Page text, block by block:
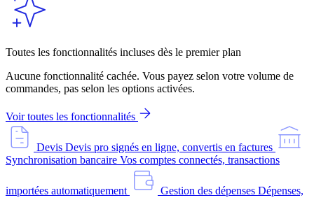
Toutes les fonctionnalités incluses dès le premier plan
Aucune fonctionnalité cachée. Vous payez selon votre volume de
commandes, pas selon les options activées.
Voir toutes les fonctionnalités
Devis Devis pro signés en ligne, convertis en factures
Synchronisation bancaire Vos comptes connectés, transactions
importées automatiquement Gestion des dépenses Dépenses,